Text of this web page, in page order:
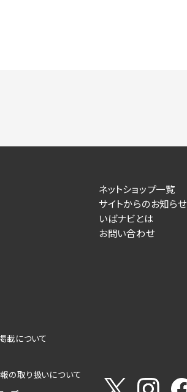
ネットショップ一覧
サイトからのお知らせ
いばナビとは
お問い合わせ
載について
の取り扱いについて